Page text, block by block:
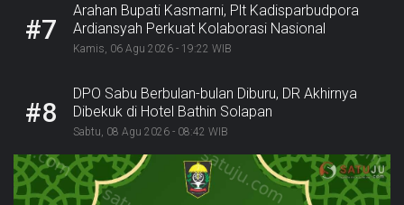
#7
Arahan Bupati Kasmarni, Plt Kadisparbudpora
Ardiansyah Perkuat Kolaborasi Nasional
Sukseskan Ekraforia 2026 dan Bangun Bengkalis
Kamis, 06 Agu 2026 - 19:22 WIB
#8
DPO Sabu Berbulan-bulan Diburu, DR Akhirnya
Dibekuk di Hotel Bathin Solapan
Sabtu, 08 Agu 2026 - 08:42 WIB